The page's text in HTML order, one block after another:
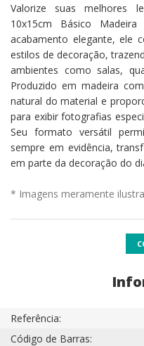
Valorize suas melhores
10x15cm Básico
acabamento elegante, ele
estilos de decoração,
ambientes como salas,
Produzido em madeira
natural do material e
para exibir fotografias
Seu formato versátil
sempre em evidência,
em parte da decoração do
* Imagens meramente
Referência:
Código de Barras: